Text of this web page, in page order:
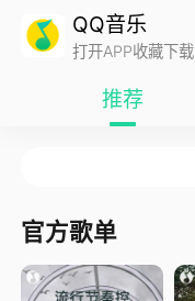
QQ音乐
打开APP收藏下载
推荐
官方歌单